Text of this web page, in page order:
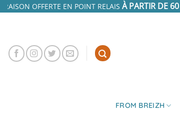
Passer OFFERTE EN POINT RELAISÀ PARTIR DE
FROM BREIZH